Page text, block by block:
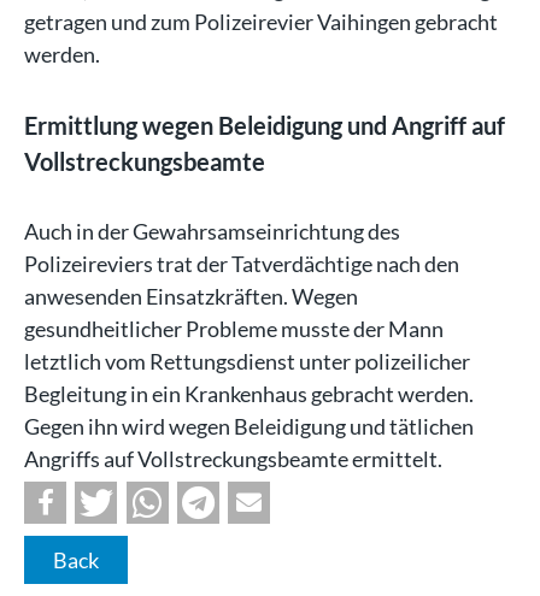
getragen und zum Polizeirevier Vaihingen gebracht
werden.
Ermittlung wegen Beleidigung und Angriff auf
Vollstreckungsbeamte
Auch in der Gewahrsamseinrichtung des
Polizeireviers trat der Tatverdächtige nach den
anwesenden Einsatzkräften. Wegen
gesundheitlicher Probleme musste der Mann
letztlich vom Rettungsdienst unter polizeilicher
Begleitung in ein Krankenhaus gebracht werden.
Gegen ihn wird wegen Beleidigung und tätlichen
Angriffs auf Vollstreckungsbeamte ermittelt.
Back